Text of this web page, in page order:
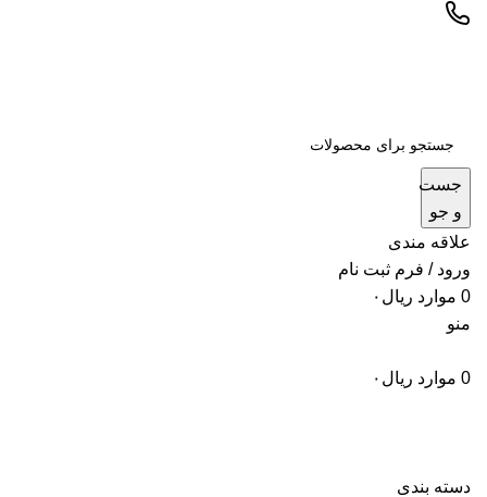
جست
و جو
علاقه مندی
ورود / فرم ثبت نام
0 موارد ریال ۰
منو
0 موارد ریال ۰
دسته بندی